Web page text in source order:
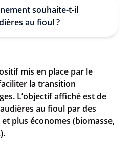
souhaite-t-il
au fioul ?
mis en place par le
la transition
L’objectif affiché est de
au fioul par des
plus économes (biomasse,